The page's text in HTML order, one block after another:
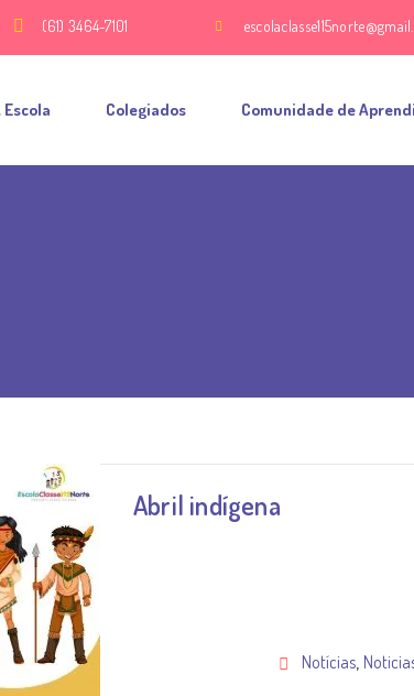
(61) 3464-7101
Escola Colegiados Comunidade de
Abril indígena
Notícias